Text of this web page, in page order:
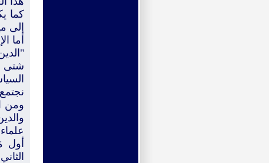
كما
إلى
أما
شتى
ومن
أول